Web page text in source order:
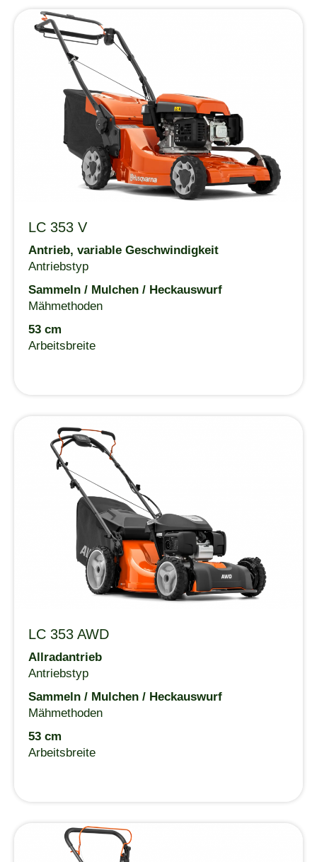
LC 353 V
Antrieb, variable Geschwindigkeit
Antriebstyp
Sammeln / Mulchen / Heckauswurf
Mähmethoden
53 cm
Arbeitsbreite
LC 353 AWD
Allradantrieb
Antriebstyp
Sammeln / Mulchen / Heckauswurf
Mähmethoden
53 cm
Arbeitsbreite